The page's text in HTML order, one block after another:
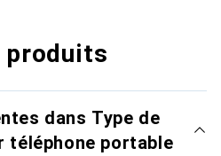
produits
dans Type de
téléphone portable